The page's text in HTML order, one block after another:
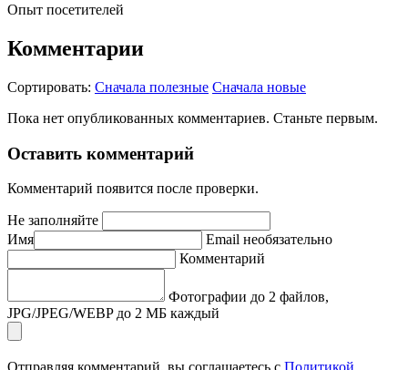
Опыт посетителей
Комментарии
Сортировать: Сначала полезные Сначала новые
Пока нет опубликованных комментариев. Станьте первым.
Оставить комментарий
Комментарий появится после проверки.
Не заполняйте
Имя
Email необязательно
Комментарий
Фотографии до 2 файлов,
JPG/JPEG/WEBP до 2 МБ каждый